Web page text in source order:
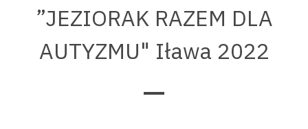
”JEZIORAK RAZEM DLA
AUTYZMU" Iława 2022